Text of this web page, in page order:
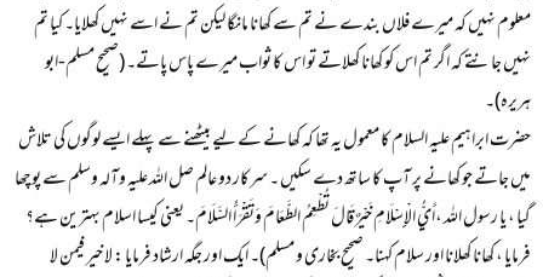
معلوم نہیں کہ میرے فلاں بندے نے تم سے کھانا مانگا لیکن تم نے اسے نہیں کھلایا۔ کیا تم
نہیں جانتے کہ اگر تم اس کو کھانا کھلاتے تو اس کا ثواب میرے پاس پاتے۔ (صحیح مسلم-ابو
ہریرہ)۔
حضرت ابراہیم علیہ السلام کا معمول یہ تھا کہ کھانے کے لیے بیٹھنے سے پہلے ایسے لوگوں کی تلاش
میں جاتے جو کھانے پر آپ کا ساتھ دے سکیں ۔ سرکار دو عالم صل اللہ علیہ وآلہ وسلم سے پوچھا
گیا ، یا رسول اللہ ،أَيُّ الْإِسْلَامِ خَيْرٌ قَالَ تُطْعِمُ الطَّعَامَ وَتَقْرَأُ السَّلَامَ۔یعنی کیسا اسلام بہترین ہے؟
فرمایا ، کھانا کھلانا اور سلام کہنا۔ صحیح بخاری و مسلم)۔ ایک اور جگہ ارشاد فرمایا :لا خیر فیمن لا